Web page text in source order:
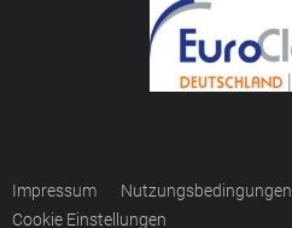
Impressum Nutzungsbedingungen
Cookie Einstellungen